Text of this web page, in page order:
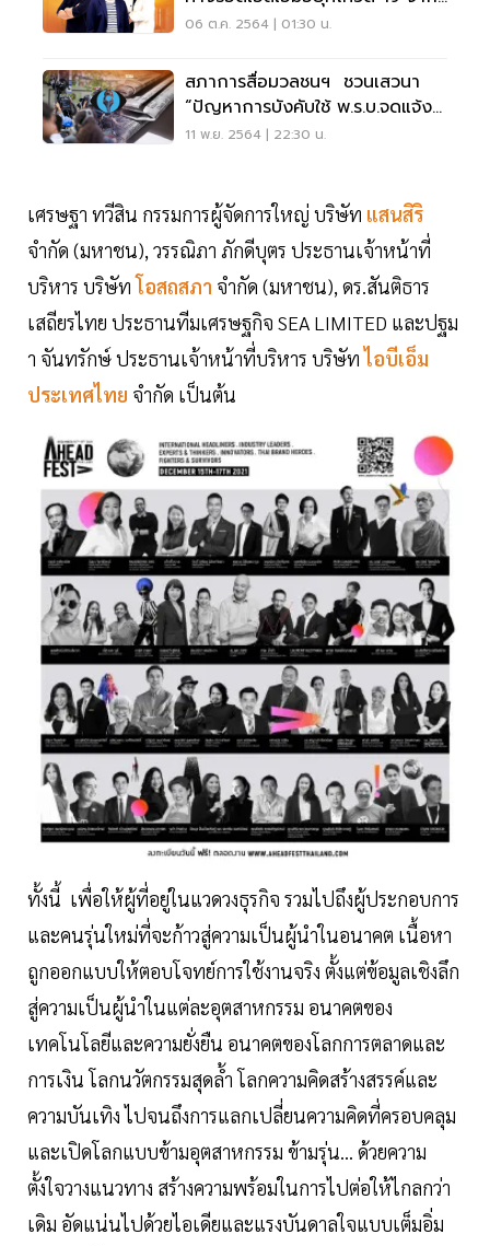
เสวนา Think For Growth By 7-
06 ต.ค. 2564 | 01:30 น.
สภาการสื่อมวลชนฯ ชวนเสวนา
“ปัญหาการบังคับใช้ พ.ร.บ.จดแจ้ง
การพิมพ์”
11 พ.ย. 2564 | 22:30 น.
เศรษฐา ทวีสิน กรรมการผู้จัดการใหญ่ บริษัท แสนสิริ
จำกัด (มหาชน), วรรณิภา ภักดีบุตร ประธานเจ้าหน้าที่
บริหาร บริษัทโอสถสภา จำกัด (มหาชน), ดร.สันติธาร
เสถียรไทย ประธานทีมเศรษฐกิจ SEA LIMITED และปฐม
า จันทรักษ์ ประธานเจ้าหน้าที่บริหาร บริษัทไอบีเอ็ม
ประเทศไทย จำกัด เป็นต้น
ทั้งนี้ เพื่อให้ผู้ที่อยู่ในแวดวงธุรกิจ รวมไปถึงผู้ประกอบการ
และคนรุ่นใหม่ที่จะก้าวสู่ความเป็นผู้นำในอนาคต เนื้อหา
ถูกออกแบบให้ตอบโจทย์การใช้งานจริง ตั้งแต่ข้อมูลเชิงลึก
สู่ความเป็นผู้นำในแต่ละอุตสาหกรรม อนาคตของ
เทคโนโลยีและความยั่งยืน อนาคตของโลกการตลาดและ
การเงิน โลกนวัตกรรมสุดล้ำ โลกความคิดสร้างสรรค์และ
ความบันเทิง ไปจนถึงการแลกเปลี่ยนความคิดที่ครอบคลุม
และเปิดโลกแบบข้ามอุตสาหกรรม ข้ามรุ่น… ด้วยความ
ตั้งใจวางแนวทาง สร้างความพร้อมในการไปต่อให้ไกลกว่า
เดิม อัดแน่นไปด้วยไอเดียและแรงบันดาลใจแบบเต็มอิ่ม